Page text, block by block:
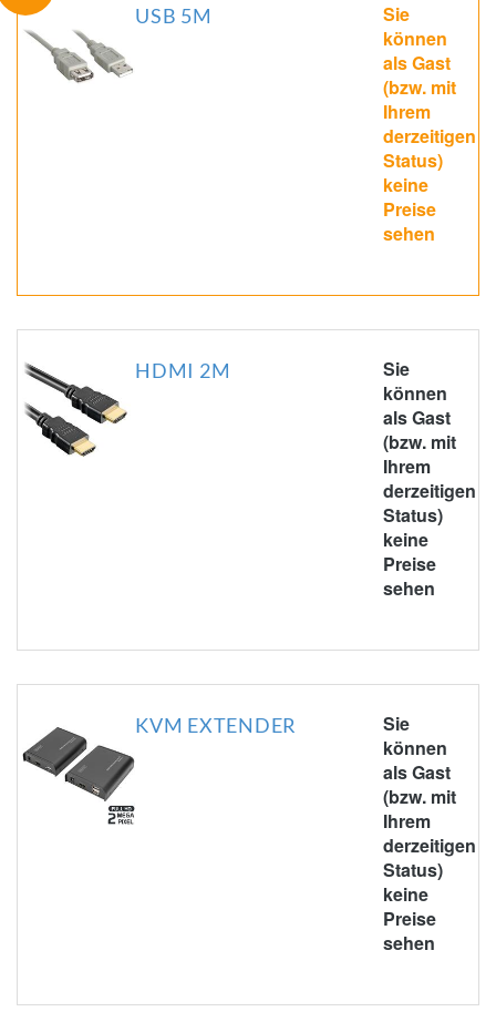
USB 5M
Sie
können
als Gast
(bzw. mit
Ihrem
derzeitigen
Status)
keine
Preise
sehen
HDMI 2M
Sie
können
als Gast
(bzw. mit
Ihrem
derzeitigen
Status)
keine
Preise
sehen
KVM EXTENDER
Sie
können
als Gast
(bzw. mit
Ihrem
derzeitigen
Status)
keine
Preise
sehen